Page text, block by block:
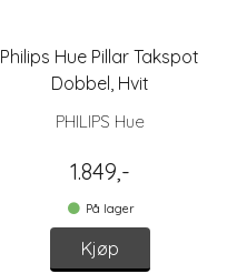
Philips Hue Pillar Takspot
Dobbel, Hvit
PHILIPS Hue
1.849,-
På lager
Kjøp